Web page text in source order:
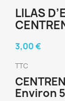
LILAS
3,00 €
TTC
Environ